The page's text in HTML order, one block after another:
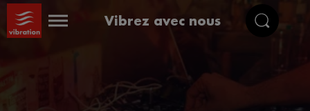
Vibrez avec nous